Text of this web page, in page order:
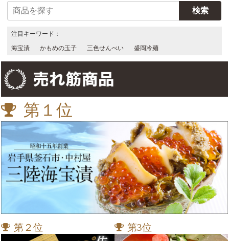
注目キーワード：
海宝漬
かもめの玉子 三色せんべい 盛岡冷麺
第１位
第２位 第3位